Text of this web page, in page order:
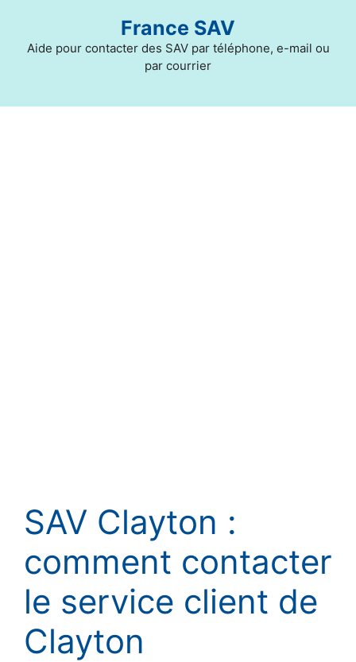
contenu
France SAV
Aide pour contacter des SAV par téléphone, e-mail ou
par courrier
SAV Clayton :
comment contacter
le service client de
Clayton